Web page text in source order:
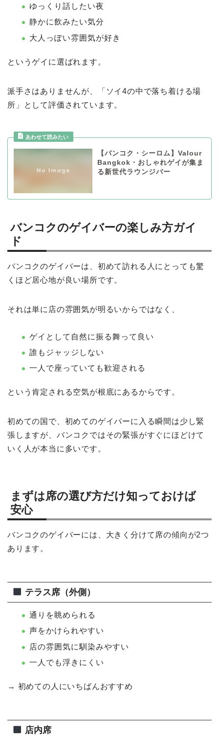
ゆっくり話したい夜
静かに飲みたい気分
大人っぽい雰囲気が好き
というゲイに選ばれます。
派手さはありませんが、「ソイ4の中で落ち着ける場
所」として評価されています。
【バンコク・シーロム】Valour
Bangkok・おしゃれゲイが集ま
る新世代ラウンジバー
バンコクのゲイバーの楽しみ方ガイ
ド
バンコクのゲイバーは、初めて訪れる人にとっても驚
くほど居心地が良い場所です。
それは単に店の雰囲気が明るいからではなく、
ゲイとして自然に振る舞って良い
誰もジャッジしない
一人で座っていても歓迎される
という肯定される空気が根底にあるからです。
初めての国で、初めてのゲイバーに入る瞬間は少し緊
張しますが、バンコクではその緊張がすぐにほどけて
いく人が本当に多いです。
まずは席の選び方だけ知っておけば
安心
バンコクのゲイバーには、大きく分けて席の傾向が2つ
あります。
テラス席（外側）
通りを眺められる
声をかけられやすい
店の雰囲気に馴染みやすい
一人でも浮きにくい
→ 初めての人にいちばんおすすめ
店内席